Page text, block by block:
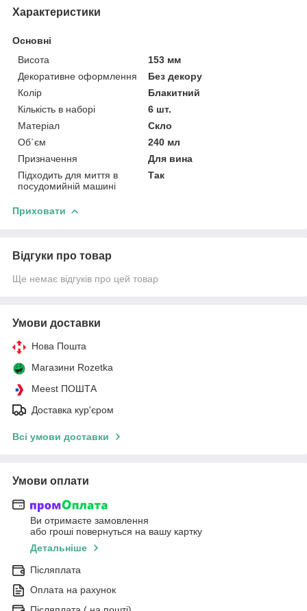
Характеристики
Основні
Висота
153 мм
Декоративне оформлення
Без декору
Колір
Блакитний
Кількість в наборі
6 шт.
Матеріал
Скло
Об`єм
240 мл
Призначення
Для вина
Підходить для миття в
посудомийній машині
Так
Приховати
Відгуки про товар
Ще немає відгуків про цей товар
Умови доставки
Нова Пошта
Магазини Rozetka
Meest ПОШТА
Доставка кур'єром
Всі умови доставки
Умови оплати
Ви отримаєте замовлення
або гроші повернуться на вашу картку
Детальніше
Післяплата
Оплата на рахунок